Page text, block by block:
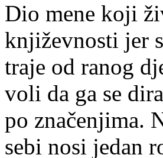
Dio mene koji
književnosti jer
traje od ranog
voli da ga se
po značenjima.
sebi nosi jedan